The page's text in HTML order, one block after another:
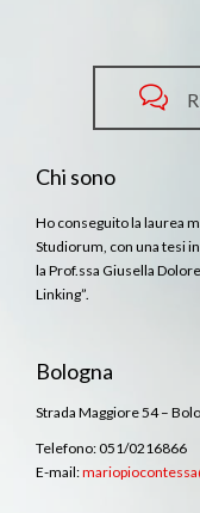

Chi sono
Ho conseguito la laurea
Studiorum, con una tesi
la Prof.ssa Giusella
Linking”.
Bologna
Strada Maggiore 54 –
Telefono: 051/0216866
E-mail: